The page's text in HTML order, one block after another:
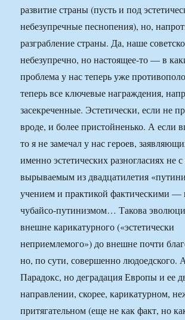
развитие страны (пусть и под
небезупречные песнопения), но,
разграбление страны. Да, наше
небезупречно, но настоящее-то — в
проблема у нас теперь уже
теперь все ключевые награждения,
засекреченные. Эстетически, если не
вроде, и более пристойненько. А если
то я не замечал у нас героев,
именно эстетических разногласиях не
вырываемым из двадцатилетия
учением и практикой фактическими —
чубайсо-путинизмом… Такова
внешне карикатурного («эстетически
неприемлемого») до внешне почти
но, по сути, совершенно людоедского.
Парадокс, но деградация Европы и ее
направлении, скорее, карикатурном,
притягательном (еще не как факт, но